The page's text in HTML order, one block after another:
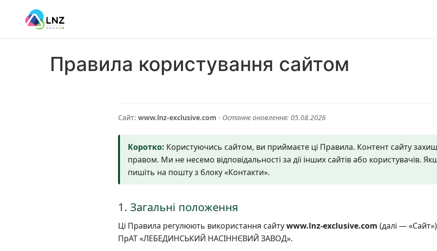
Правила користування сайтом
Сайт: www.lnz-exclusive.com · Останнє оновлення: 05.08.2026
Коротко: Користуючись сайтом, ви приймаєте ці Правила. Контент сайту
правом. Ми не несемо відповідальності за дії інших сайтів або користувачів.
пишіть на пошту з блоку «Контакти».
1. Загальні положення
Ці Правила регулюють використання сайтуwww.lnz-exclusive.com (далі —
ПрАТ «ЛЕБЕДИНСЬКИЙ НАСІННЄВИЙ ЗАВОД».